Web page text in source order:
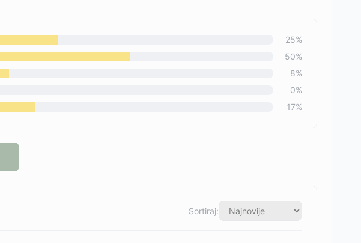
25%
50%
8%
0%
17%
Sortiraj: